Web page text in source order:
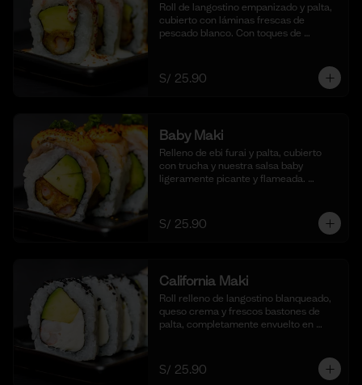
Roll de langostino empanizado y palta,
cubierto con láminas frescas de
pescado blanco. Con toques de
acevichada. (10 cortes).
S/ 25.90
Baby Maki
Relleno de ebi furai y palta, cubierto
con trucha y nuestra salsa baby
ligeramente picante y flameada.
S/ 25.90
California Maki
Roll relleno de langostino blanqueado,
queso crema y frescos bastones de
palta, completamente envuelto en
salsa shoyu. (10 cortes).
S/ 25.90